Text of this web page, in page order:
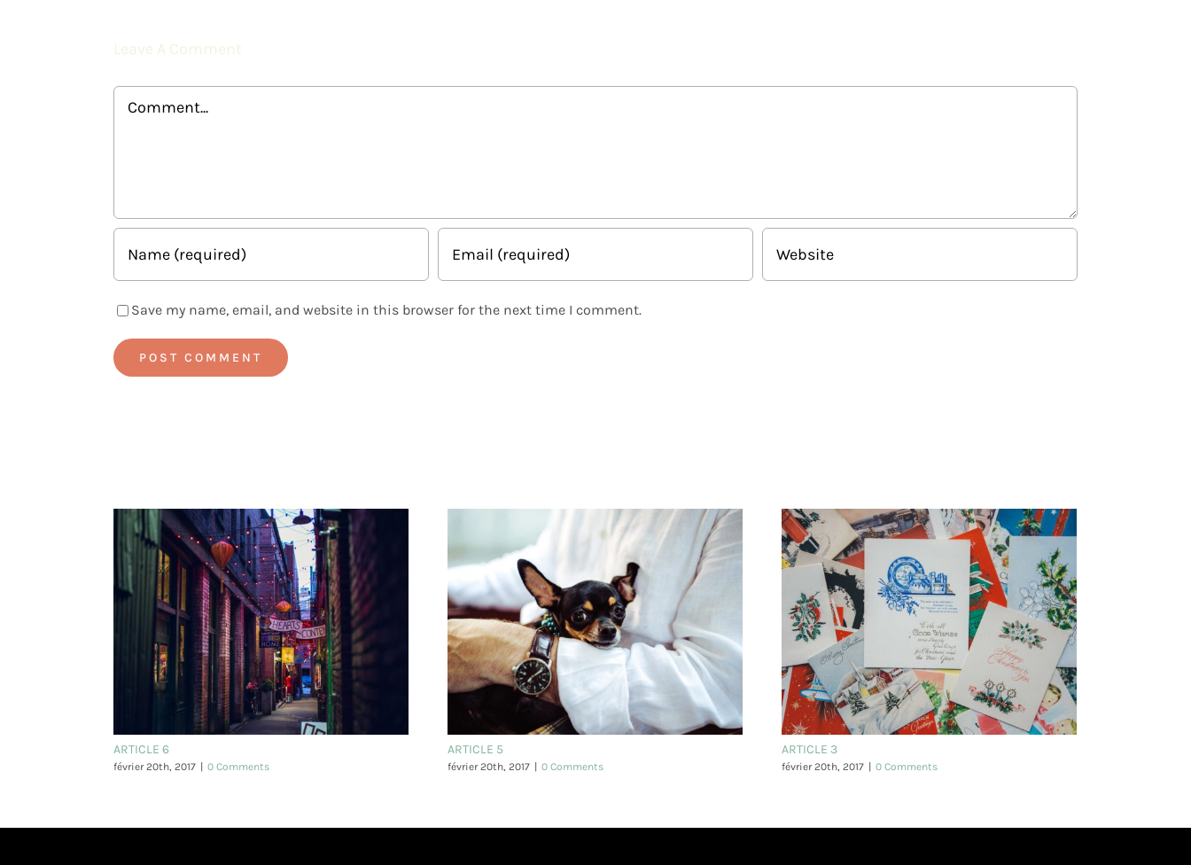
Leave A Comment
Save my name, email, and website in this browser for the next time I comment.
ARTICLE 6
février 20th, 2017 0 Comments
ARTICLE 5
février 20th, 2017 0 Comments
ARTICLE 3
février 20th, 2017 0 Comments